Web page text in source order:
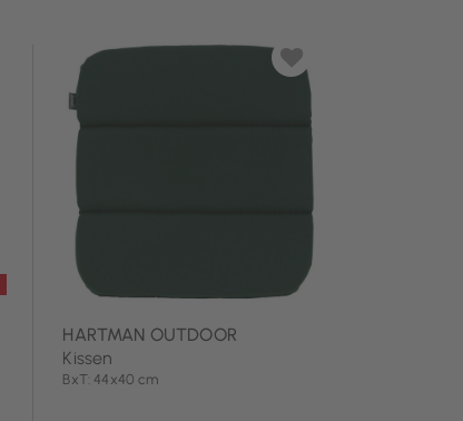
HARTMAN OUTDOOR
Kissen
BxT: 44x40 cm